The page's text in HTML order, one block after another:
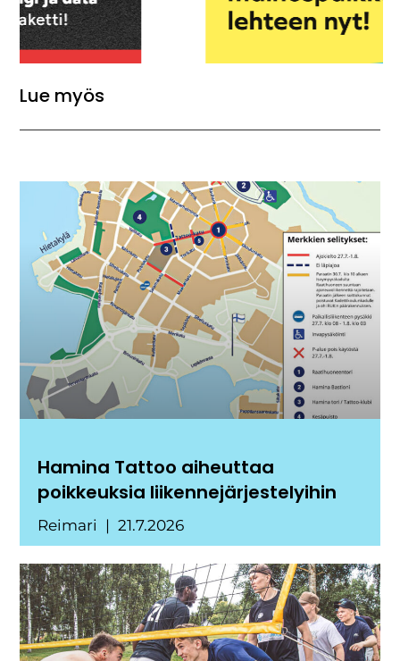
Lue myös
Hamina Tattoo aiheuttaa
poikkeuksia liikennejärjestelyihin
Reimari 21.7.2026